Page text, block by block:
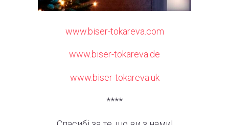
www.biser-tokareva.com
www.biser-tokareva.de
www.biser-tokareva.uk
****